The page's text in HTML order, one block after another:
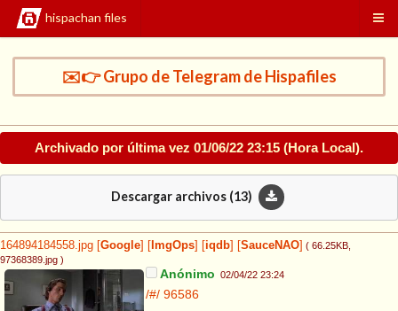
hispachan files
✉️👉 Grupo de Telegram de Hispafiles
Archivado por última vez 01/06/22 23:15 (Hora Local).
Descargar archivos (13)
164894184558.jpg Google ImgOps iqdb SauceNAO ( 66.25KB
97368389.jpg )
Anónimo 02/04/22 23:24
/#/ 96586